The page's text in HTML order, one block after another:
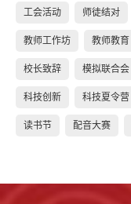
工会活动 师徒结对
教师工作坊 教师教育
校长致辞 模拟联合会
科技创新 科技夏令营
读书节 配音大赛